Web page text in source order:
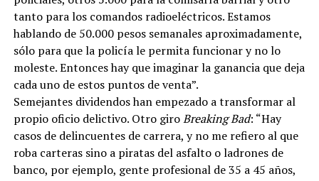
tanto para los comandos radioeléctricos. Estamos
hablando de 50.000 pesos semanales aproximadamente,
sólo para que la policía le permita funcionar y no lo
moleste. Entonces hay que imaginar la ganancia que deja
cada uno de estos puntos de venta”.
Semejantes dividendos han empezado a transformar al
propio oficio delictivo. Otro giroBreaking Bad: “Hay
casos de delincuentes de carrera, y no me refiero al que
roba carteras sino a piratas del asfalto o ladrones de
banco, por ejemplo, gente profesional de 35 a 45 años,